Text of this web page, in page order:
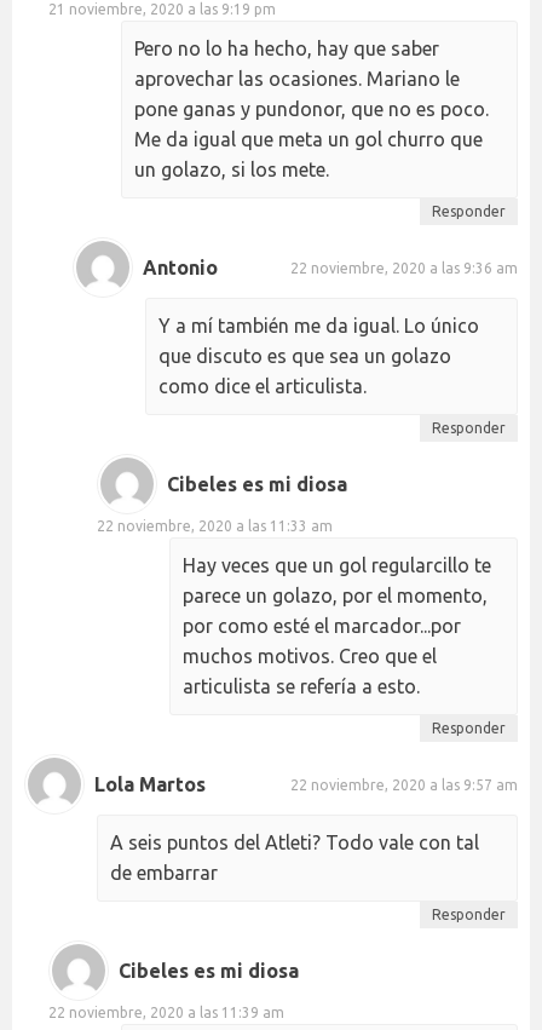
21 noviembre, 2020 a las 9:19 pm
Pero no lo ha hecho, hay que saber
aprovechar las ocasiones. Mariano le
pone ganas y pundonor, que no es poco.
Me da igual que meta un gol churro que
un golazo, si los mete.
Responder
Antonio 22 noviembre, 2020 a las 9:36 am
Y a mí también me da igual. Lo único
que discuto es que sea un golazo
como dice el articulista.
Responder
Cibeles es mi diosa
22 noviembre, 2020 a las 11:33 am
Hay veces que un gol regularcillo te
parece un golazo, por el momento,
por como esté el marcador...por
muchos motivos. Creo que el
articulista se refería a esto.
Responder
Lola Martos 22 noviembre, 2020 a las 9:57 am
A seis puntos del Atleti? Todo vale con tal
de embarrar
Responder
Cibeles es mi diosa
22 noviembre, 2020 a las 11:39 am